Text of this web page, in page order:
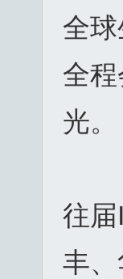
全
全
光。
往
丰